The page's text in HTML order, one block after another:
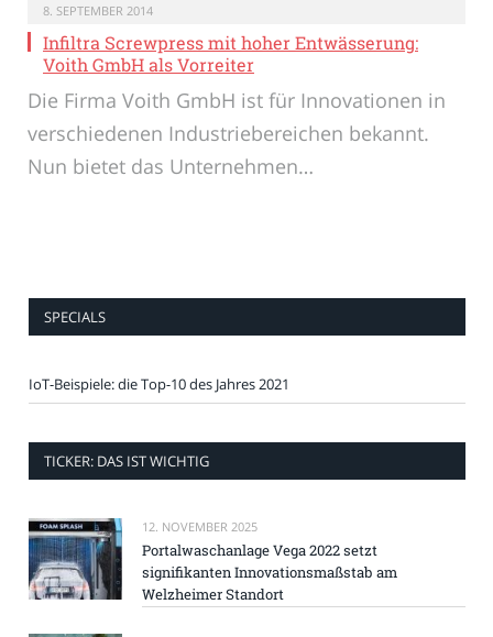
8. SEPTEMBER 2014
Infiltra Screwpress mit hoher Entwässerung:
Voith GmbH als Vorreiter
Die Firma Voith GmbH ist für Innovationen in
verschiedenen Industriebereichen bekannt.
Nun bietet das Unternehmen…
SPECIALS
IoT-Beispiele: die Top-10 des Jahres 2021
TICKER: DAS IST WICHTIG
12. NOVEMBER 2025
Portalwaschanlage Vega 2022 setzt
signifikanten Innovationsmaßstab am
Welzheimer Standort